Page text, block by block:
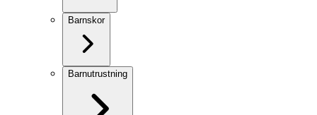
Barnskor
Barnutrustning